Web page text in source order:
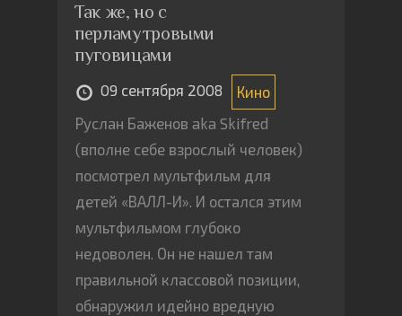
масштабах. Империализм США
будет отличаться большой
степенью, выражаемой в
разграблении ресурсов и
уничтожении жизни бедных
людей. Издательство: Европа,
2007 г. Интегральный переплет,
168 стр. ISBN 978-5-9739-0108-0
Тираж: 2000 экз. Формат:
Так же, но с
перламутровыми
пуговицами
09 сентября 2008
Кино
Руслан Баженов aka Skifred
(вполне себе взрослый человек)
посмотрел мультфильм для
детей «ВАЛЛ-И». И остался этим
мультфильмом глубоко
недоволен. Он не нашел там
правильной классовой позиции,
обнаружил идейно вредную